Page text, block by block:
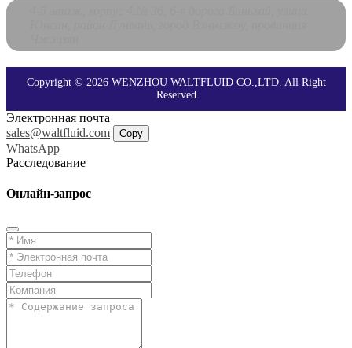
Copyright © 2026 WENZHOU WALTFLUID CO.,LTD. All Right
Reserved
Электронная почта
sales@waltfluid.com
Copy
WhatsApp
Расследование
Онлайн-запрос